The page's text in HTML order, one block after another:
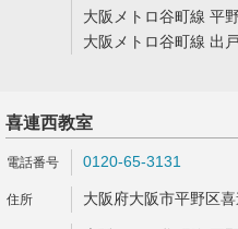
大阪メトロ谷町線 平
大阪メトロ谷町線 出
喜連西教室
0120-65-3131
大阪府大阪市平野区